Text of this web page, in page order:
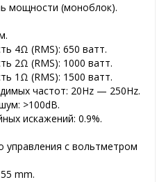
мощности (моноблок).
4Ω (RMS): 650 ватт.
2Ω (RMS): 1000 ватт.
1Ω (RMS): 1500 ватт.
частот: 20Hz — 250Hz.
>100dB.
искажений: 0.9%.
управления с вольтметром
mm.